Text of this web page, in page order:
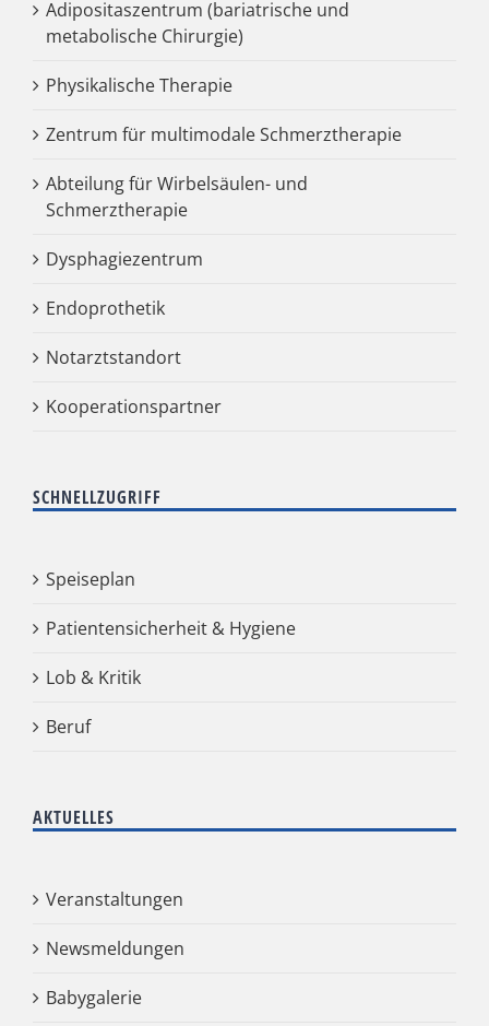
Adipositaszentrum (bariatrische und
metabolische Chirurgie)
Physikalische Therapie
Zentrum für multimodale Schmerztherapie
Abteilung für Wirbelsäulen- und
Schmerztherapie
Dysphagiezentrum
Endoprothetik
Notarztstandort
Kooperationspartner
SCHNELLZUGRIFF
Speiseplan
Patientensicherheit & Hygiene
Lob & Kritik
Beruf
AKTUELLES
Veranstaltungen
Newsmeldungen
Babygalerie